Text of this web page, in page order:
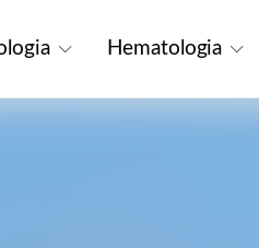
Hematologia